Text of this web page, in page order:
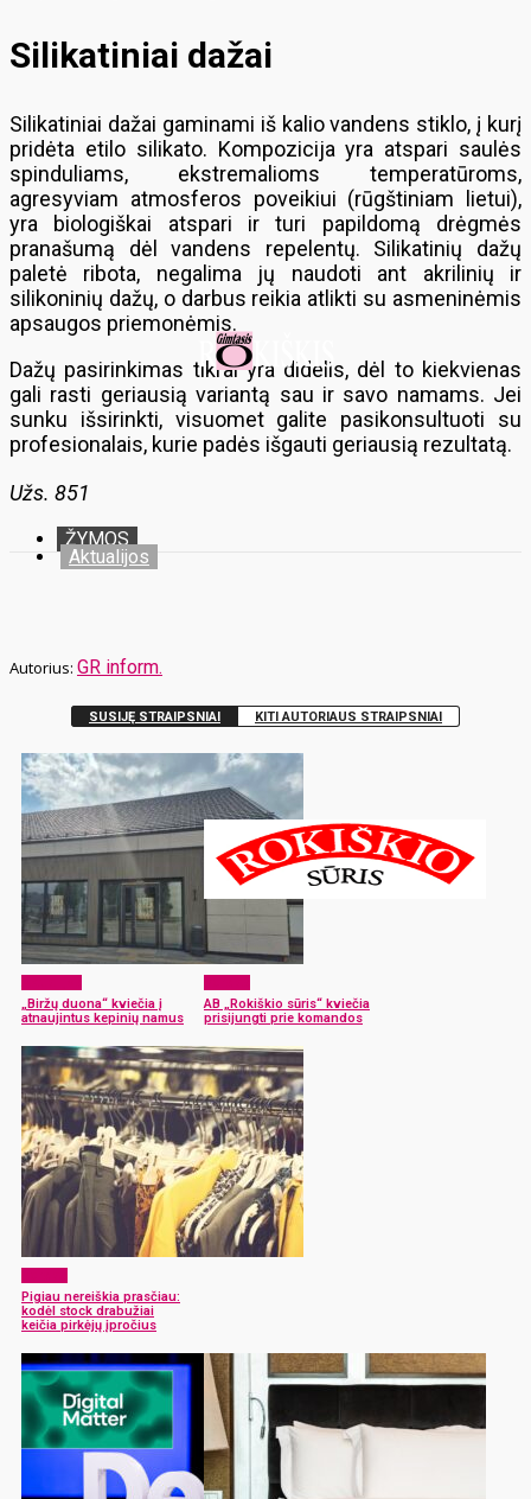
Silikatiniai dažai
Silikatiniai dažai gaminami iš kalio vandens stiklo, į kurį
pridėta etilo silikato. Kompozicija yra atspari saulės
spinduliams, ekstremalioms temperatūroms,
agresyviam atmosferos poveikiui (rūgštiniam lietui),
yra biologiškai atspari ir turi papildomą drėgmės
pranašumą dėl vandens repelentų. Silikatinių dažų
paletė ribota, negalima jų naudoti ant akrilinių ir
silikoninių dažų, o darbus reikia atlikti su asmeninėmis
apsaugos priemonėmis.
Dažų pasirinkimas tikrai yra didelis, dėl to kiekvienas
gali rasti geriausią variantą sau ir savo namams. Jei
sunku išsirinkti, visuomet galite pasikonsultuoti su
profesionalais, kurie padės išgauti geriausią rezultatą.
Užs. 851
ŽYMOS
Aktualijos
GR inform.
SUSIJĘ STRAIPSNIAI KITI AUTORIAUS STRAIPSNIAI
„Biržų duona“ kviečia į
atnaujintus kepinių namus
AB „Rokiškio sūris“ kviečia
prisijungti prie komandos
Pigiau nereiškia prasčiau:
kodėl stock drabužiai
keičia pirkėjų įpročius